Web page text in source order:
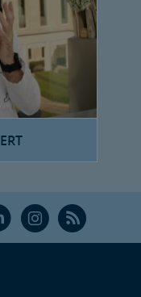
Ñ R